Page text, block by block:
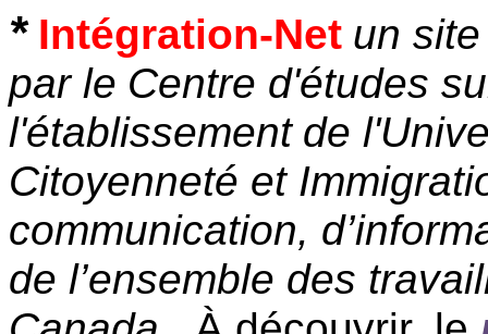
* Intégration-Net un
par le Centre d'études
l'établissement de
Citoyenneté et
communication,
de l’ensemble des